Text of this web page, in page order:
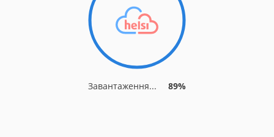
Завантаження... 89%